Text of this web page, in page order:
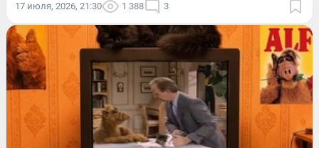
17 июля, 2026, 21:30 1 388 3